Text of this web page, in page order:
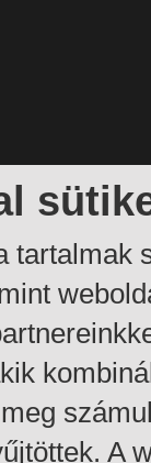
tartalmak
A